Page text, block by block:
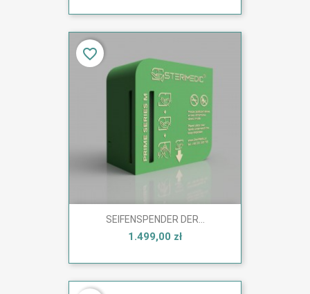
SEIFENSPENDER DER...
1.499,00 zł
favorite_border